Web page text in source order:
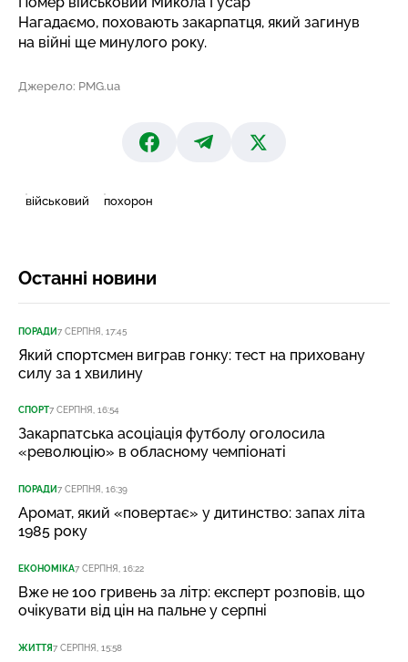
Нагадаємо, поховають закарпатця, який загинув
на війні ще минулого року.
Джерело: PMG.ua
військовий похорон
Останні новини
ПОРАДИ7 СЕРПНЯ, 17:45
Який спортсмен виграв гонку: тест на приховану
силу за 1 хвилину
СПОРТ7 СЕРПНЯ, 16:54
Закарпатська асоціація футболу оголосила
«революцію» в обласному чемпіонаті
ПОРАДИ7 СЕРПНЯ, 16:39
Аромат, який «повертає» у дитинство: запах літа
1985 року
ЕКОНОМІКА7 СЕРПНЯ, 16:22
Вже не 100 гривень за літр: експерт розповів, що
очікувати від цін на пальне у серпні
ЖИТТЯ7 СЕРПНЯ, 15:58